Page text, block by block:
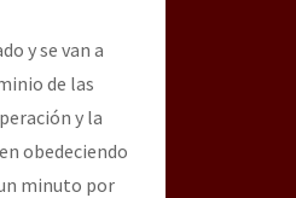
y se van a
de las
y la
obedeciendo
minuto por